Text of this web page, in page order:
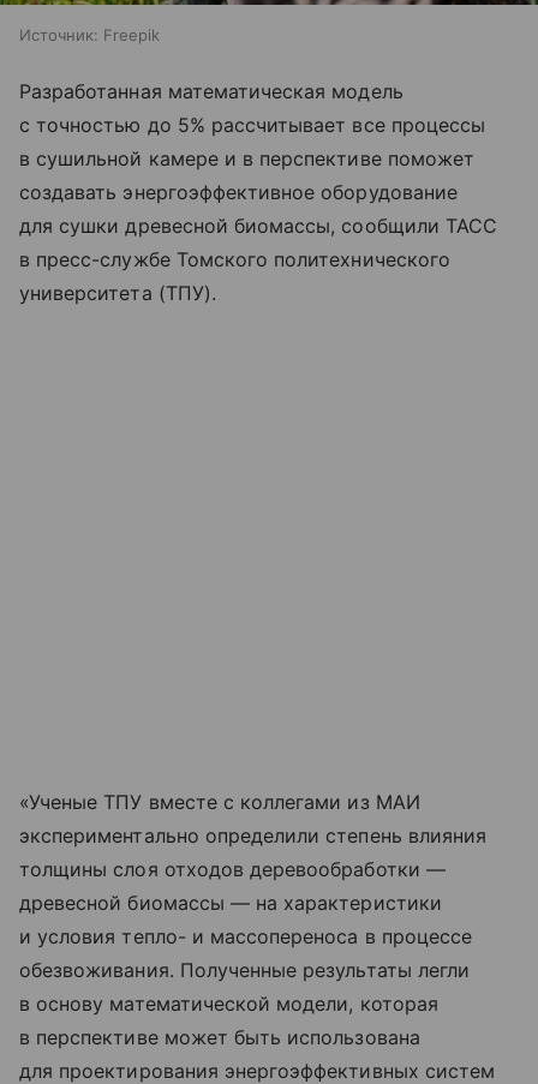
Источник: Freepik
Разработанная математическая модель
с точностью до 5% рассчитывает все процессы
в сушильной камере и в перспективе поможет
создавать энергоэффективное оборудование
для сушки древесной биомассы, сообщили ТАСС
в пресс-службе Томского политехнического
университета (ТПУ).
«Ученые ТПУ вместе с коллегами из МАИ
экспериментально определили степень влияния
толщины слоя отходов деревообработки —
древесной биомассы — на характеристики
и условия тепло- и массопереноса в процессе
обезвоживания. Полученные результаты легли
в основу математической модели, которая
в перспективе может быть использована
для проектирования энергоэффективных систем